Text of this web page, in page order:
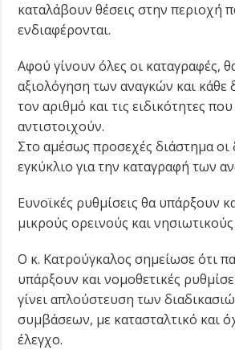
καταλάβουν θέσεις στην περιοχή
ενδιαφέρονται.
Αφού γίνουν όλες οι καταγραφές,
αξιολόγηση των αναγκών και κάθε
τον αριθμό και τις ειδικότητες
αντιστοιχούν.
Στο αμέσως προσεχές διάστημα
εγκύκλιο για την καταγραφή των
Ευνοϊκές ρυθμίσεις θα υπάρξουν
μικρούς ορεινούς και
Ο κ. Κατρούγκαλος σημείωσε ότι
υπάρξουν και νομοθετικές
γίνει απλούστευση των
συμβάσεων, με κατασταλτικό και
έλεγχο.